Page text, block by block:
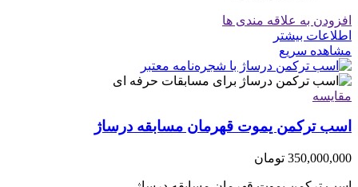
افزودن به علاقه مندی ها
اطلاعات بیشتر
مشاهده سریع
مقایسه
اسب ترکمن یموت قهرمان مسابقه درساژ
350,000,000 تومان